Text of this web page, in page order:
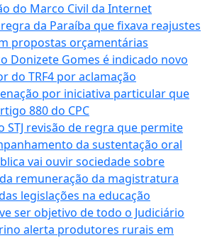
do Marco Civil da Internet
da Paraíba que fixava reajustes
propostas orçamentárias
Donizete Gomes é indicado novo
do TRF4 por aclamação
por iniciativa particular que
880 do CPC
STJ revisão de regra que permite
da sustentação oral
vai ouvir sociedade sobre
remuneração da magistratura
legislações na educação
ser objetivo de todo o Judiciário
alerta produtores rurais em